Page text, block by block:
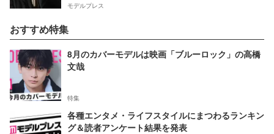
モデルプレス
おすすめ特集
8月のカバーモデルは映画「ブルーロック」の高橋
文哉
特集
各種エンタメ・ライフスタイルにまつわるランキン
グ＆読者アンケート結果を発表